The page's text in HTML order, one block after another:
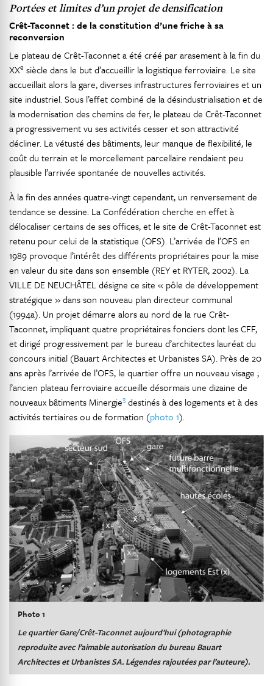
Portées et limites d’un projet de densification
Crêt-Taconnet : de la constitution d’une friche à sa
reconversion
Le plateau de Crêt-Taconnet a été créé par arasement à la fin du
XXe siècle dans le but d’accueillir la logistique ferroviaire. Le site
accueillait alors la gare, diverses infrastructures ferroviaires et un
site industriel. Sous l’effet combiné de la désindustrialisation et de
la modernisation des chemins de fer, le plateau de Crêt-Taconnet
a progressivement vu ses activités cesser et son attractivité
décliner. La vétusté des bâtiments, leur manque de flexibilité, le
coût du terrain et le morcellement parcellaire rendaient peu
plausible l’arrivée spontanée de nouvelles activités.
À la fin des années quatre-vingt cependant, un renversement de
tendance se dessine. La Confédération cherche en effet à
délocaliser certains de ses offices, et le site de Crêt-Taconnet est
retenu pour celui de la statistique (OFS). L’arrivée de l’OFS en
1989 provoque l’intérêt des différents propriétaires pour la mise
en valeur du site dans son ensemble (REY et RYTER, 2002). La
VILLE DE NEUCHÂTEL désigne ce site « pôle de développement
stratégique » dans son nouveau plan directeur communal
(1994a). Un projet démarre alors au nord de la rue Crêt-
Taconnet, impliquant quatre propriétaires fonciers dont les CFF,
et dirigé progressivement par le bureau d’architectes lauréat du
concours initial (Bauart Architectes et Urbanistes SA). Près de 20
ans après l’arrivée de l’OFS, le quartier offre un nouveau visage ;
l’ancien plateau ferroviaire accueille désormais une dizaine de
nouveaux bâtiments Minergie3 destinés à des logements et à des
activités tertiaires ou de formation (photo 1).
Photo 1
Le quartier Gare/Crêt-Taconnet aujourd’hui (photographie
reproduite avec l’aimable autorisation du bureau Bauart
Architectes et Urbanistes SA. Légendes rajoutées par l’auteure).